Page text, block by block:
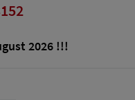
2026 !!!